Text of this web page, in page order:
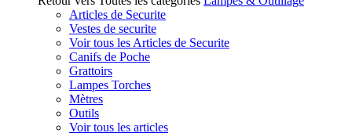
Articles de Securite
Vestes de securite
Voir tous les Articles de Securite
Canifs de Poche
Grattoirs
Lampes Torches
Mètres
Outils
Voir tous les articles